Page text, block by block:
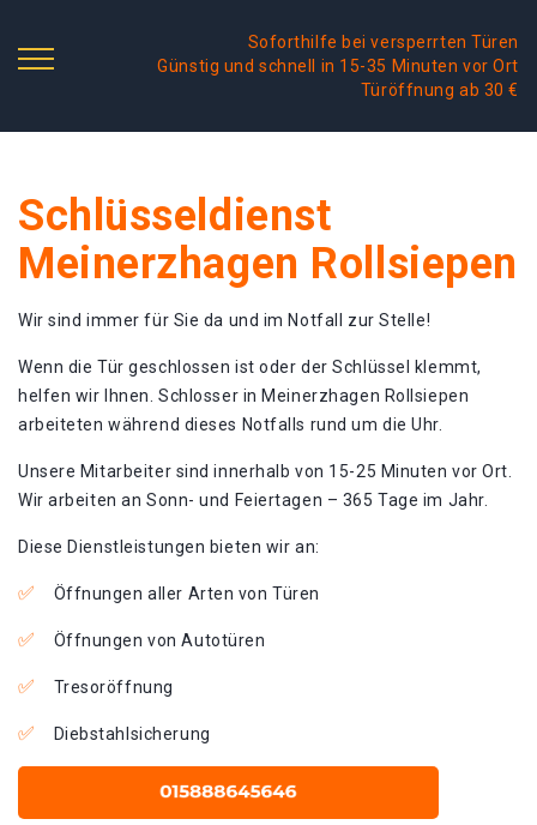
Soforthilfe bei versperrten Türen
Günstig und schnell in 15-35 Minuten vor Ort
Türöffnung ab 30 €
Schlüsseldienst
Meinerzhagen Rollsiepen
Wir sind immer für Sie da und im Notfall zur Stelle!
Wenn die Tür geschlossen ist oder der Schlüssel klemmt,
helfen wir Ihnen. Schlosser in Meinerzhagen Rollsiepen
arbeiteten während dieses Notfalls rund um die Uhr.
Unsere Mitarbeiter sind innerhalb von 15-25 Minuten vor Ort.
Wir arbeiten an Sonn- und Feiertagen – 365 Tage im Jahr.
Diese Dienstleistungen bieten wir an:
Öffnungen aller Arten von Türen
Öffnungen von Autotüren
Tresoröffnung
Diebstahlsicherung